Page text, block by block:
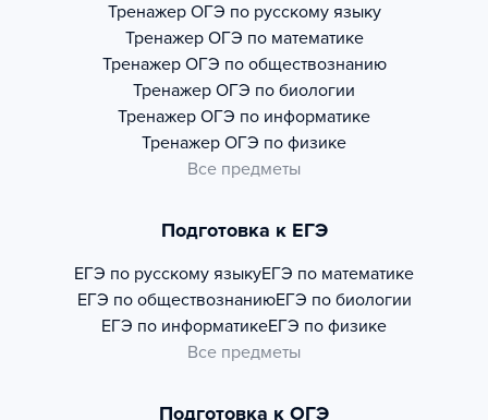
Тренажер ОГЭ по русскому языку
Тренажер ОГЭ по математике
Тренажер ОГЭ по обществознанию
Тренажер ОГЭ по биологии
Тренажер ОГЭ по информатике
Тренажер ОГЭ по физике
Все предметы
Подготовка к ЕГЭ
ЕГЭ по русскому языкуЕГЭ по математике
ЕГЭ по обществознаниюЕГЭ по биологии
ЕГЭ по информатикеЕГЭ по физике
Все предметы
Подготовка к ОГЭ